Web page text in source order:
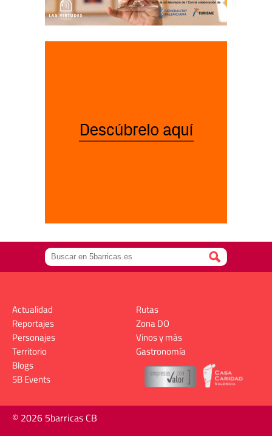
Actualidad
Reportajes
Personajes
Territorio
Rutas
Zona DO
Vinos y más
Gastronomía
Blogs
5B Events
© 2026 5barricas CB